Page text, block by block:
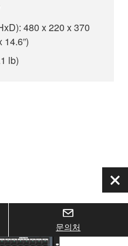
480 x 220 x 370
14.6”)
lb)
문의처
닫
기